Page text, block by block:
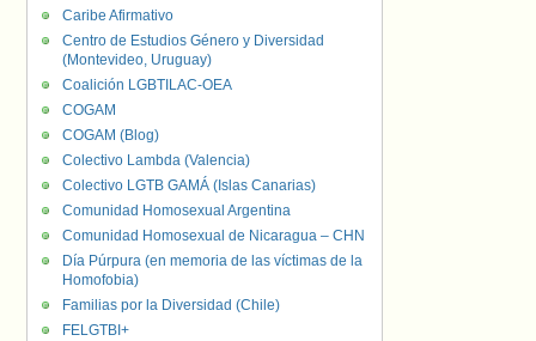
Caribe Afirmativo
Centro de Estudios Género y Diversidad
(Montevideo, Uruguay)
Coalición LGBTILAC-OEA
COGAM
COGAM (Blog)
Colectivo Lambda (Valencia)
Colectivo LGTB GAMÁ (Islas Canarias)
Comunidad Homosexual Argentina
Comunidad Homosexual de Nicaragua – CHN
Día Púrpura (en memoria de las víctimas de la
Homofobia)
Familias por la Diversidad (Chile)
FELGTBI+